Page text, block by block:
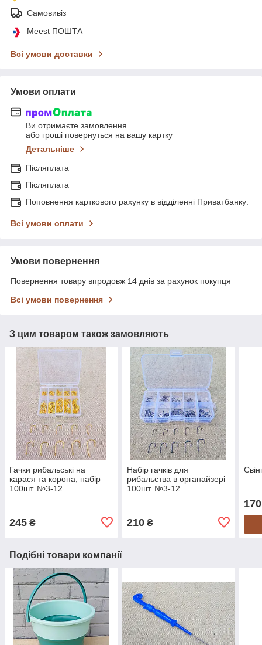
Самовивіз
Meest ПОШТА
Всі умови доставки
Умови оплати
Ви отримаєте замовлення
або гроші повернуться на вашу картку
Детальніше
Післяплата
Післяплата
Поповнення карткового рахунку в відділенні Приватбанку:
Всі умови оплати
Умови повернення
Повернення товару впродовж 14 днів за рахунок покупця
Всі умови повернення
З цим товаром також замовляють
Гачки рибальські на
карася та коропа, набір
100шт. №3-12
245 ₴
Набір гачків для
рибальства в органайзері
100шт. №3-12
210₴
170
Подібні товари компанії